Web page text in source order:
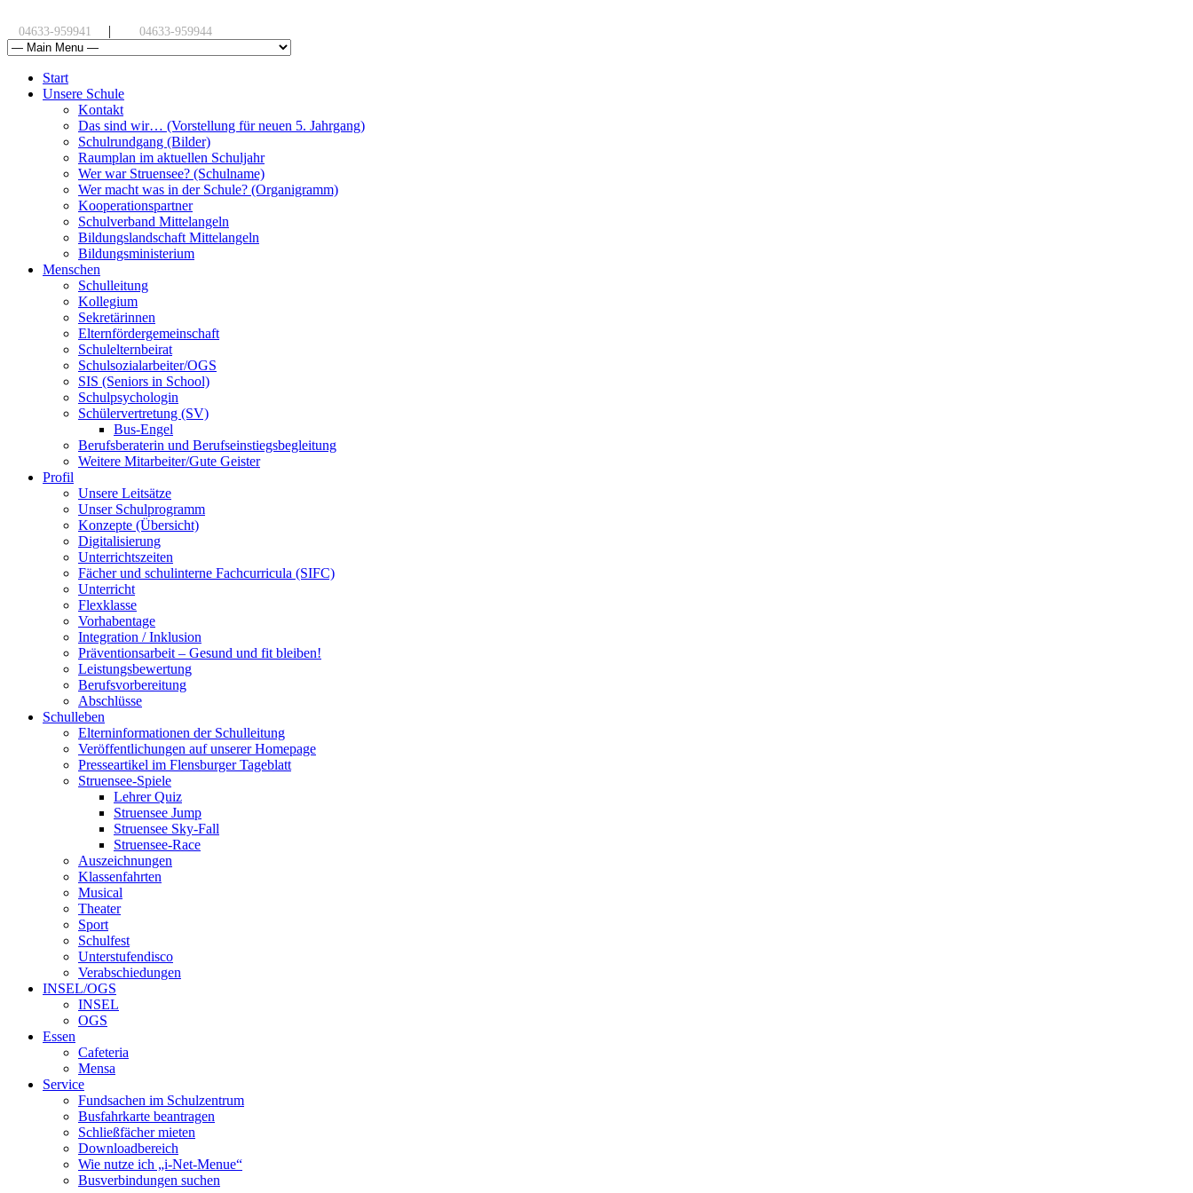
04633-959941 | 04633-959944
Start
Unsere Schule
Kontakt
Das sind wir… (Vorstellung für neuen 5. Jahrgang)
Schulrundgang (Bilder)
Raumplan im aktuellen Schuljahr
Wer war Struensee? (Schulname)
Wer macht was in der Schule? (Organigramm)
Kooperationspartner
Schulverband Mittelangeln
Bildungslandschaft Mittelangeln
Bildungsministerium
Menschen
Schulleitung
Kollegium
Sekretärinnen
Elternfördergemeinschaft
Schulelternbeirat
Schulsozialarbeiter/OGS
SIS (Seniors in School)
Schulpsychologin
Schülervertretung (SV)
Bus-Engel
Berufsberaterin und Berufseinstiegsbegleitung
Weitere Mitarbeiter/Gute Geister
Profil
Unsere Leitsätze
Unser Schulprogramm
Konzepte (Übersicht)
Digitalisierung
Unterrichtszeiten
Fächer und schulinterne Fachcurricula (SIFC)
Unterricht
Flexklasse
Vorhabentage
Integration / Inklusion
Präventionsarbeit – Gesund und fit bleiben!
Leistungsbewertung
Berufsvorbereitung
Abschlüsse
Schulleben
Elterninformationen der Schulleitung
Veröffentlichungen auf unserer Homepage
Presseartikel im Flensburger Tageblatt
Struensee-Spiele
Lehrer Quiz
Struensee Jump
Struensee Sky-Fall
Struensee-Race
Auszeichnungen
Klassenfahrten
Musical
Theater
Sport
Schulfest
Unterstufendisco
Verabschiedungen
INSEL/OGS
INSEL
OGS
Essen
Cafeteria
Mensa
Service
Fundsachen im Schulzentrum
Busfahrkarte beantragen
Schließfächer mieten
Downloadbereich
Wie nutze ich „i-Net-Menue“
Busverbindungen suchen